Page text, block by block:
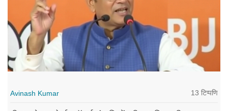
Avinash Kumar 13 टिप्पणि